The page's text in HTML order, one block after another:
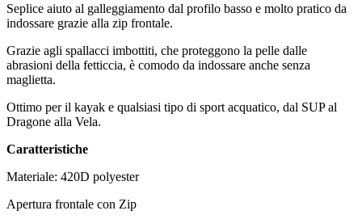
Seplice aiuto al galleggiamento dal profilo basso e molto pratico da
indossare grazie alla zip frontale.
Grazie agli spallacci imbottiti, che proteggono la pelle dalle
abrasioni della fetticcia, è comodo da indossare anche senza
maglietta.
Ottimo per il kayak e qualsiasi tipo di sport acquatico, dal SUP al
Dragone alla Vela.
Caratteristiche
Materiale: 420D polyester
Apertura frontale con Zip